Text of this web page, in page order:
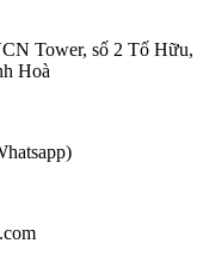
Tower, số 2 Tố
Hoà